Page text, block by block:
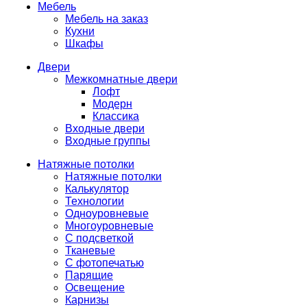
Мебель
Мебель на заказ
Кухни
Шкафы
Двери
Межкомнатные двери
Лофт
Модерн
Классика
Входные двери
Входные группы
Натяжные потолки
Натяжные потолки
Калькулятор
Технологии
Одноуровневые
Многоуровневые
С подсветкой
Тканевые
С фотопечатью
Парящие
Освещение
Карнизы